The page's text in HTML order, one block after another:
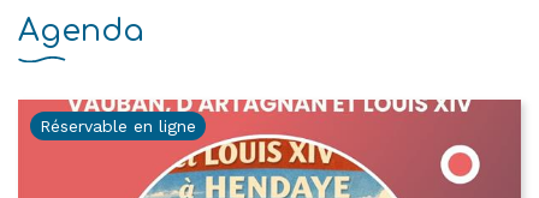
Agenda
Réservable en ligne